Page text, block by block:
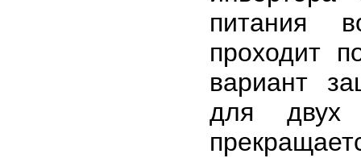
питания
проходит
вариант
для двух